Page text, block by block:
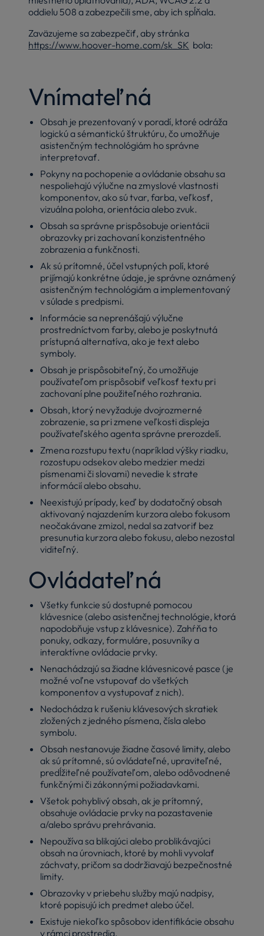
oddielu 508 a zabezpečili sme, aby ich spĺňala.
Zaväzujeme sa zabezpečiť, aby stránka
https://www.hoover-home.com/sk_SK bola:
Vnímateľná
Obsah je prezentovaný v poradí, ktoré odráža
logickú a sémantickú štruktúru, čo umožňuje
asistenčným technológiám ho správne
interpretovať.
Pokyny na pochopenie a ovládanie obsahu sa
nespoliehajú výlučne na zmyslové vlastnosti
komponentov, ako sú tvar, farba, veľkosť,
vizuálna poloha, orientácia alebo zvuk.
Obsah sa správne prispôsobuje orientácii
obrazovky pri zachovaní konzistentného
zobrazenia a funkčnosti.
Ak sú prítomné, účel vstupných polí, ktoré
prijímajú konkrétne údaje, je správne oznámený
asistenčným technológiám a implementovaný
v súlade s predpismi.
Informácie sa neprenášajú výlučne
prostredníctvom farby, alebo je poskytnutá
prístupná alternatíva, ako je text alebo
symboly.
Obsah je prispôsobiteľný, čo umožňuje
používateľom prispôsobiť veľkosť textu pri
zachovaní plne použiteľného rozhrania.
Obsah, ktorý nevyžaduje dvojrozmerné
zobrazenie, sa pri zmene veľkosti displeja
používateľského agenta správne prerozdelí.
Zmena rozstupu textu (napríklad výšky riadku,
rozostupu odsekov alebo medzier medzi
písmenami či slovami) nevedie k strate
informácií alebo obsahu.
Neexistujú prípady, keď by dodatočný obsah
aktivovaný najazdením kurzora alebo fokusom
neočakávane zmizol, nedal sa zatvoriť bez
presunutia kurzora alebo fokusu, alebo nezostal
viditeľný.
Ovládateľná
Všetky funkcie sú dostupné pomocou
klávesnice (alebo asistenčnej technológie, ktorá
napodobňuje vstup z klávesnice). Zahŕňa to
ponuky, odkazy, formuláre, posuvníky a
interaktívne ovládacie prvky.
Nenachádzajú sa žiadne klávesnicové pasce (je
možné voľne vstupovať do všetkých
komponentov a vystupovať z nich).
Nedochádza k rušeniu klávesových skratiek
zložených z jedného písmena, čísla alebo
symbolu.
Obsah nestanovuje žiadne časové limity, alebo
ak sú prítomné, sú ovládateľné, upraviteľné,
predĺžiteľné používateľom, alebo odôvodnené
funkčnými či zákonnými požiadavkami.
Všetok pohyblivý obsah, ak je prítomný,
obsahuje ovládacie prvky na pozastavenie
a/alebo správu prehrávania.
Nepoužíva sa blikajúci alebo problikávajúci
obsah na úrovniach, ktoré by mohli vyvolať
záchvaty, pričom sa dodržiavajú bezpečnostné
limity.
Obrazovky v priebehu služby majú nadpisy,
ktoré popisujú ich predmet alebo účel.
Existuje niekoľko spôsobov identifikácie obsahu
v rámci prostredia.